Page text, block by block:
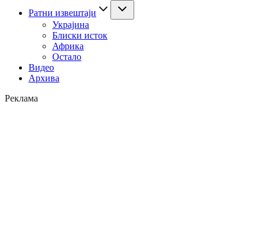
Ратни извештаји
Украјина
Блиски исток
Африка
Остало
Видео
Архива
Реклама